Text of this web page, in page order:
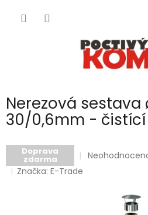
Nerezová sestava
30/0,6mm -
Doprava
zdarma
Průměrné
Značka:E-Trade